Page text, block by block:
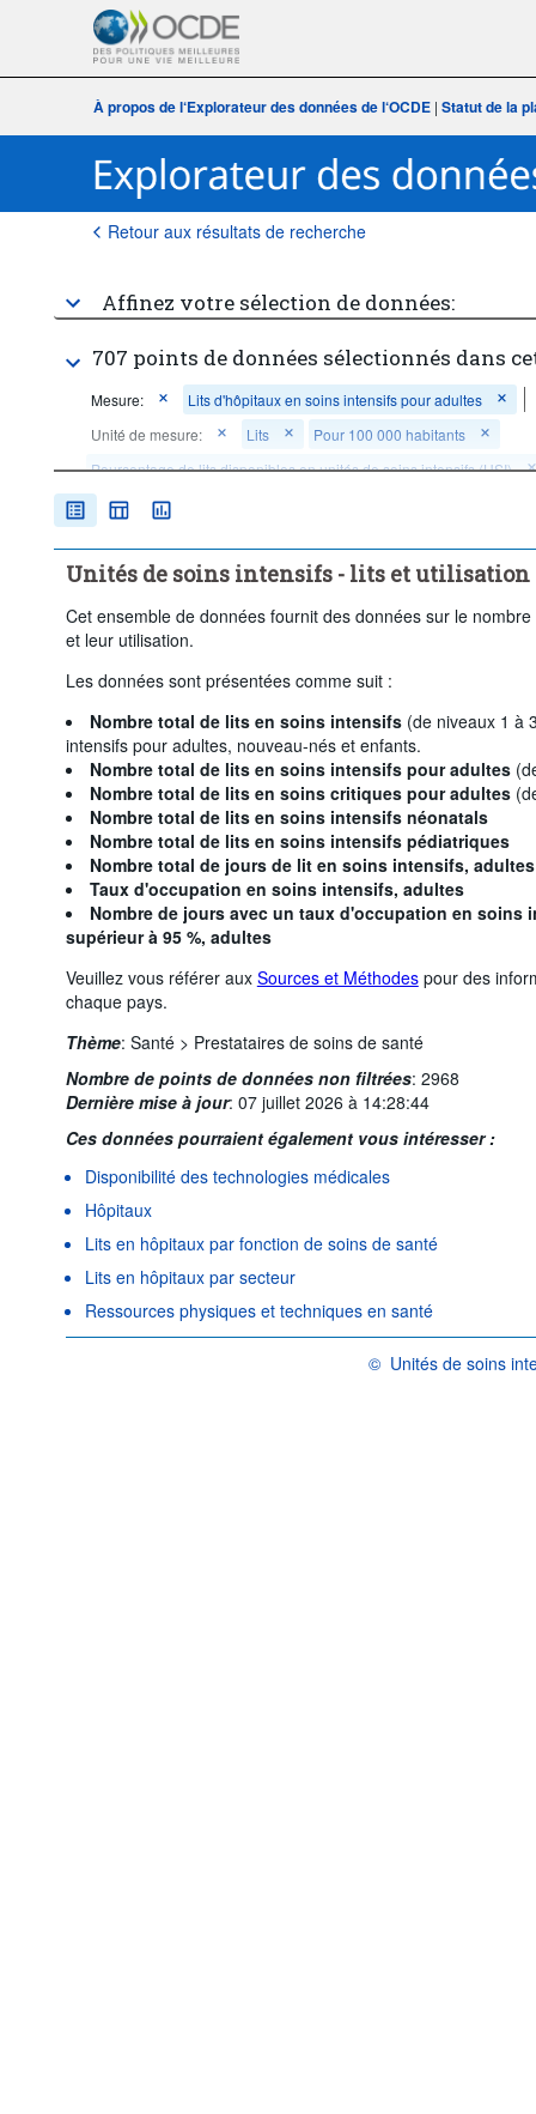
À propos de l‘Explorateur des données de l‘OCDE | Statut de la
Retour aux résultats de recherche
Affinez votre sélection de données:
707 points de données sélectionnés dans
Mesure:
Lits d'hôpitaux en soins intensifs pour adultes
Unité de mesure:
Lits
Pour 100 000 habitants
Pourcentage de lits disponibles en unités de soins intensifs (USI)
Opération statistique:
Unités de soins intensifs - lits et utilisation
Cet ensemble de données fournit des données sur le
et leur utilisation.
Les données sont présentées comme suit :
Nombre total de lits en soins intensifs(de niveaux 1 à
intensifs pour adultes, nouveau-nés et enfants.
Nombre total de lits en soins intensifs pour adultes
Nombre total de lits en soins critiques pour adultes
Nombre total de lits en soins intensifs néonatals
Nombre total de lits en soins intensifs pédiatriques
Nombre total de jours de lit en soins intensifs, adultes
Taux d'occupation en soins intensifs, adultes
Nombre de jours avec un taux d'occupation en soins
supérieur à 95 %, adultes
Veuillez vous référer aux Sources et Méthodespour des
chaque pays.
Thème: Santé > Prestataires de soins de santé
Nombre de points de données non filtrées: 2968
Dernière mise à jour: 07 juillet 2026 à 14:28:44
Ces données pourraient également vous intéresser :
Disponibilité des technologies médicales
Hôpitaux
Lits en hôpitaux par fonction de soins de santé
Lits en hôpitaux par secteur
Ressources physiques et techniques en santé
© Unités de soins